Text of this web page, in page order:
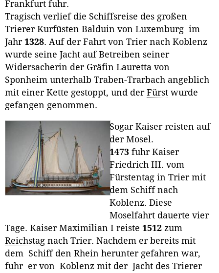
Frankfurt fuhr.
Tragisch verlief die Schiffsreise des großen
Trierer Kurfüsten Balduin von Luxemburg im
Jahr 1328. Auf der Fahrt von Trier nach Koblenz
wurde seine Jacht auf Betreiben seiner
Widersacherin der Gräfin Lauretta von
Sponheim unterhalb Traben-Trarbach angeblich
mit einer Kette gestoppt, und der Fürst wurde
gefangen genommen.
Sogar Kaiser reisten auf
der Mosel.
1473 fuhr Kaiser
Friedrich III. vom
Fürstentag in Trier mit
dem Schiff nach
Koblenz. Diese
Moselfahrt dauerte vier
Tage. Kaiser Maximilian I reiste 1512 zum
Reichstag nach Trier. Nachdem er bereits mit
dem Schiff den Rhein herunter gefahren war,
fuhr er von Koblenz mit der Jacht des Trierer